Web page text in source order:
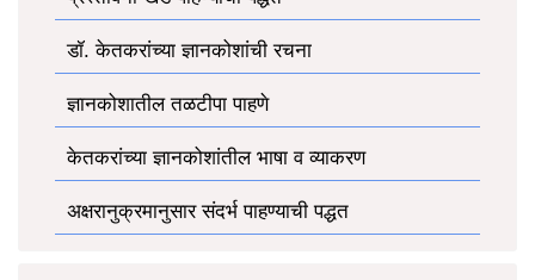
डॉ. केतकरांच्या ज्ञानकोशांची रचना
ज्ञानकोशातील तळटीपा पाहणे
केतकरांच्या ज्ञानकोशांतील भाषा व व्याकरण
अक्षरानुक्रमानुसार संदर्भ पाहण्याची पद्धत